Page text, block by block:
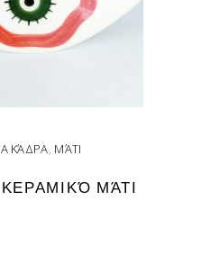
ΚΆΔΡΑ, ΜΆΤΙ
ΜΆΤΙ
MORE